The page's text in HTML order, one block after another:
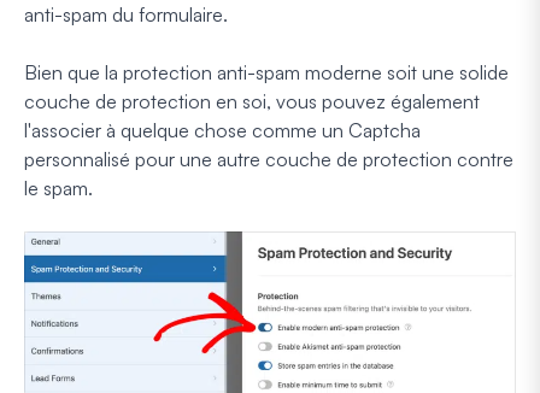
anti-spam du formulaire.
Bien que la protection anti-spam moderne soit une solide
couche de protection en soi, vous pouvez également
l'associer à quelque chose comme un Captcha
personnalisé pour une autre couche de protection contre
le spam.